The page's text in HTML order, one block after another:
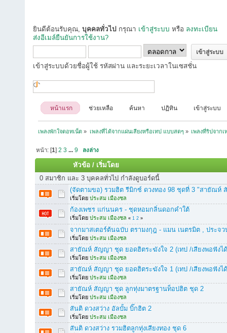
ยินดีต้อนรับคุณ, บุคคลทั่วไป กรุณา เข้าสู่ระบบ หรือ ลงทะเบียน
ส่งอีเมล์ยืนยันการใช้งาน?
เข้าสู่ระบบด้วยชื่อผู้ใช้ รหัสผ่าน และระยะเวลาในเซสชั่น
หน้าแรก ช่วยเหลือ ค้นหา ปฏิทิน เข้าสู่ระบบ
เพลงพักใจดอทเน็ต » เพลงที่ได้จากแผ่นเสียงหรือเทป แบบสดๆ » เพลงที่ริปจาก
หน้า: [1]2 3 ...9 ลงล่าง
หัวข้อ / เริ่มโดย
0 สมาชิก และ 3 บุคคลทั่วไป กำลังดูบอร์ดนี้
(จัดตามขอ) รวมฮิต รีมิกซ์ ดวงทอง 98 ชุดที่ 3 "สายัณห์
เริ่มโดย ประสม เมืองชล
ก้องเพชร แก่นนคร - ชุดหอมกลิ่นดอกคำใต้
เริ่มโดย ประสม เมืองชล « 1 2 »
จากมาสเตอร์ต้นฉบับ ตรามงกุฎ - แมน เนตรมิต , ประจว
เริ่มโดย ประสม เมืองชล
สายัณห์ สัญญา ชุด ยอดฮิตระฆังใจ 2 (เทป /เสียงพอฟังไ
เริ่มโดย ประสม เมืองชล
สายัณห์ สัญญา ชุด ยอดฮิตระฆังใจ 1 (เทป /เสียงพอฟังไ
เริ่มโดย ประสม เมืองชล
สายัณห์ สัญญา ชุด ลูกทุ่งมาตรฐานท็อปฮิต ชุด 2
เริ่มโดย ประสม เมืองชล
สันติ ดวงสว่าง อัลบั้ม บิ๊กฮิต 2
เริ่มโดย ประสม เมืองชล
สันติ ดวงสว่าง รวมฮิตลูกทุ่งเสียงทอง ชุด 6